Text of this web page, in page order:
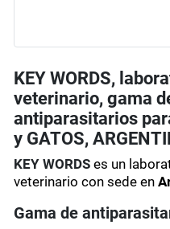
KEY WORDS,
veterinario, gama
antiparasitarios
y GATOS,
KEY WORDS es un
veterinario con sede en
Gama de